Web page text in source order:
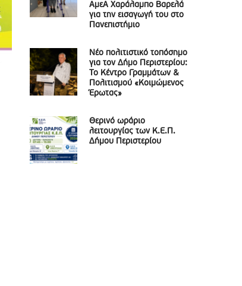
ΑμεΑ Χαράλαμπο Βαρελά
για την εισαγωγή του στο
Πανεπιστήμιο
Νέο πολιτιστικό τοπόσημο
για τον Δήμο Περιστερίου:
Το Κέντρο Γραμμάτων &
Πολιτισμού «Κοιμώμενος
Έρωτας»
Θερινό ωράριο
λειτουργίας των Κ.Ε.Π.
Δήμου Περιστερίου